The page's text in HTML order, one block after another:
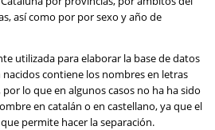
así como por por sexo y año de
utilizada para elaborar la base de datos
contiene los nombres en letras
lo que en algunos casos no ha ha sido
en catalán o en castellano, ya que el
permite hacer la separación.